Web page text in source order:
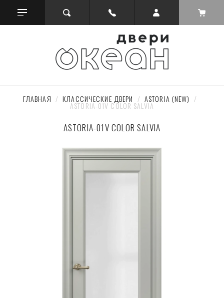
ГЛАВНАЯ
  /
КЛАССИЧЕСКИЕ ДВЕРИ
  /
ASTORIA (NEW)
  /
ASTORIA-01V COLOR SALVIA
ASTORIA-01V COLOR SALVIA